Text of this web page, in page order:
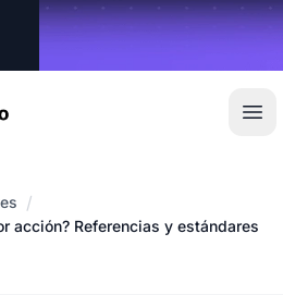
/
acción? Referencias y estándares